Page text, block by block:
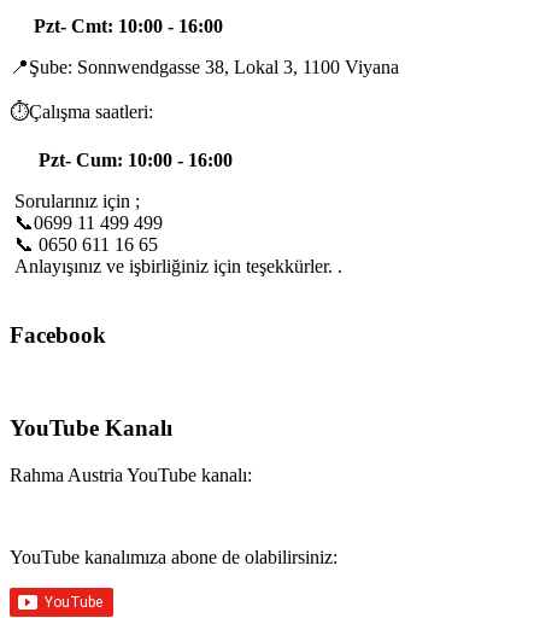
Pzt- Cmt: 10:00 - 16:00
📍Şube: Sonnwendgasse 38, Lokal 3, 1100 Viyana
⏱️Çalışma saatleri:
Pzt- Cum: 10:00 - 16:00
Sorularınız için ;
📞0699 11 499 499
📞 0650 611 16 65
Anlayışınız ve işbirliğiniz için teşekkürler. .
Facebook
YouTube Kanalı
Rahma Austria YouTube kanalı:
YouTube kanalımıza abone de olabilirsiniz: